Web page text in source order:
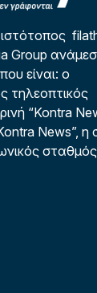
Group
είναι: ο
τηλεοπτικός
“Kontra
News”, η